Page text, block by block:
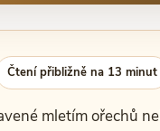
Čtení přibližně na 13 minut
mletím ořechů